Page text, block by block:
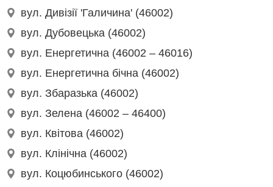
вул. Дивізії 'Галичина' (46002)
вул. Дубовецька (46002)
вул. Енергетична (46002 – 46016)
вул. Енергетична бічна (46002)
вул. Збаразька (46002)
вул. Зелена (46002 – 46400)
вул. Квітова (46002)
вул. Клінічна (46002)
вул. Коцюбинського (46002)